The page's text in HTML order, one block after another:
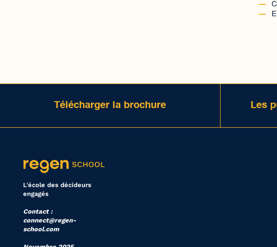
Télécharger la brochure Les
L'école des décideurs
engagés
Contact :
connect@regen-
school.com